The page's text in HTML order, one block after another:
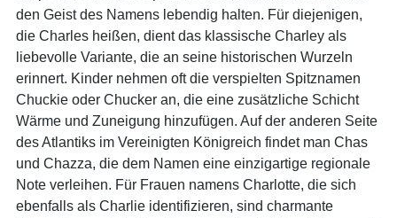
den Geist des Namens lebendig halten. Für diejenigen,
die Charles heißen, dient das klassische Charley als
liebevolle Variante, die an seine historischen Wurzeln
erinnert. Kinder nehmen oft die verspielten Spitznamen
Chuckie oder Chucker an, die eine zusätzliche Schicht
Wärme und Zuneigung hinzufügen. Auf der anderen Seite
des Atlantiks im Vereinigten Königreich findet man Chas
und Chazza, die dem Namen eine einzigartige regionale
Note verleihen. Für Frauen namens Charlotte, die sich
ebenfalls als Charlie identifizieren, sind charmante